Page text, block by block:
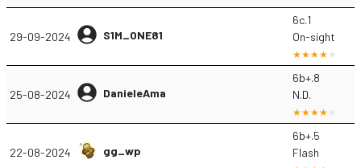
29-09-2024 S1M_ONE81
6c.1
On-sight
25-08-2024 DanieleAma
6b+.8
N.D.
22-08-2024 gg_wp
6b+.5
Flash